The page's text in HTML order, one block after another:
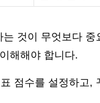
것이 무엇보다
해해야 합니다.
점수를 설정하고,